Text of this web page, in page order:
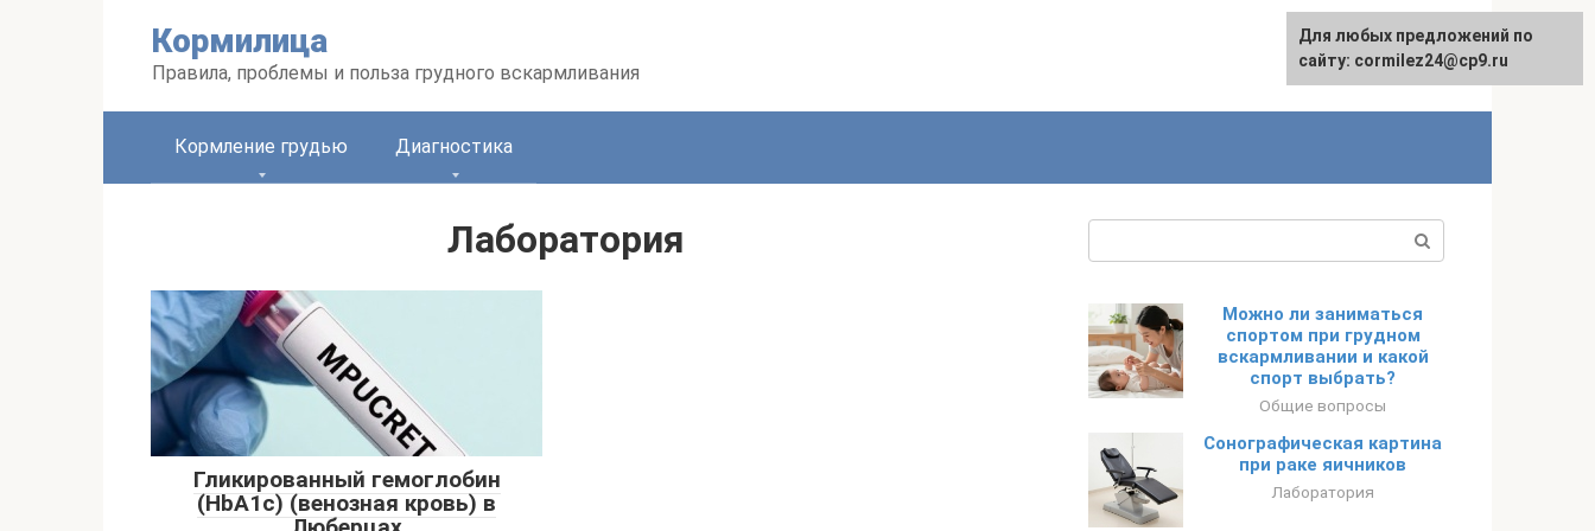
Кормилица
Правила, проблемы и польза грудного вскармливания
Кормление грудью Диагностика
Лаборатория
Гликированный гемоглобин
(HbA1c) (венозная кровь) в
Можно ли заниматься
спортом при грудном
вскармливании и какой
спорт выбрать?
Общие вопросы
Сонографическая картина
при раке яичников
Лаборатория
Для любых предложений по
сайту: cormilez24@cp9.ru